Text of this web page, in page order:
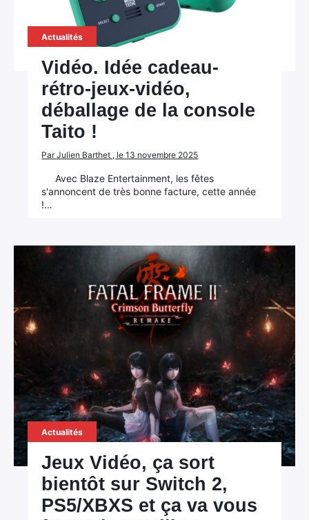
Actualités
Vidéo. Idée cadeau-
rétro-jeux-vidéo,
déballage de la console
Taito !
Par Julien Barthet , le 13 novembre 2025
Avec Blaze Entertainment, les fêtes
s'annoncent de très bonne facture, cette année
!…
Actualités
Jeux Vidéo, ça sort
bientôt sur Switch 2,
PS5/XBXS et ça va vous